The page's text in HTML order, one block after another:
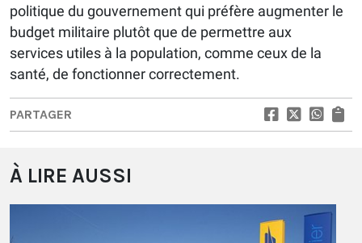
politique du gouvernement qui préfère augmenter le
budget militaire plutôt que de permettre aux
services utiles à la population, comme ceux de la
santé, de fonctionner correctement.
PARTAGER
À LIRE AUSSI